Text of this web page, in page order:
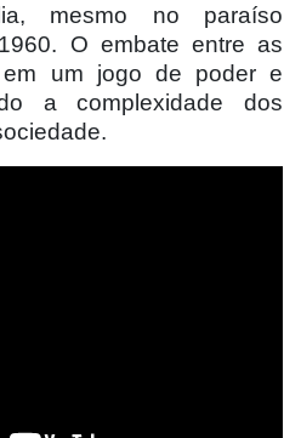
mesmo no paraíso
O embate entre as
um jogo de poder e
a complexidade dos